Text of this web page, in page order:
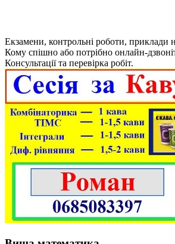
Екзамени, контрольні роботи, приклади
Кому спішно або потрібно онлайн-
Консультації та перевірка робіт.